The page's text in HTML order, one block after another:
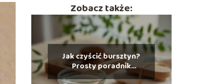
Zobacz także:
Jak czyścić bursztyn?
Prosty poradnik
pielęgnacji